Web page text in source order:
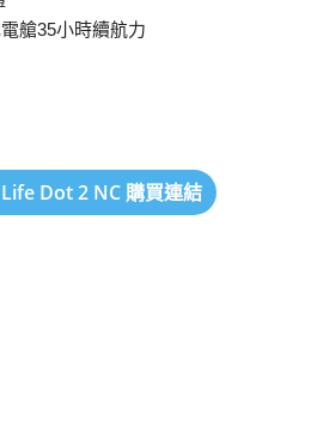
艙35小時續航力
Dot 2 NC 購買連結